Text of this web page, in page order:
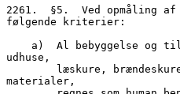
2261.  §5.  Ved opmåling
følgende kriterier:
udhuse,
materialer,